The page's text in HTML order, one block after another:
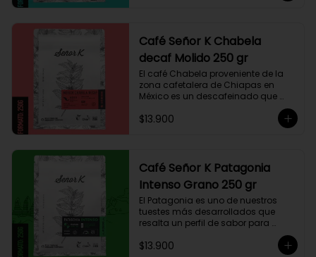
trazas de chocolate. El tueste medio
permite degustar todos los sabores
complejos de este café
Café Señor K Chabela
decaf Molido 250 gr
El café Chabela proveniente de la
zona cafetalera de Chiapas en
México es un descafeinado que
Este café se siembra cerca de la
fruto de su trabajo en el campo a
su madre, Chabela. Es un típica
descafeinado con agua, con
toques especiados y un cuerpo
cremoso, resaltan notas canela,
chocolate negro y lima, esto le
otorga una puntuación de 83,75. Si
buscas descansar de la cafeína,
esta es una exquisita alternativa
$13.900
Café Señor K Patagonia
Intenso Grano 250 gr
El Patagonia es uno de nuestros
tuestes más desarrollados que
resalta un perfil de sabor para
intenso único y con exquisito
$13.900